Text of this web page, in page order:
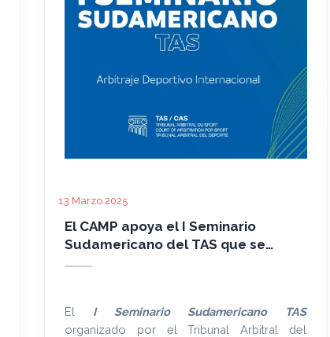
13 Marzo 2025
El CAMP apoya el I Seminario
Sudamericano del TAS que se
desarrollará en la CONMEBOL
El I Seminario Sudamericano TAS
organizado por el Tribunal Arbitral del